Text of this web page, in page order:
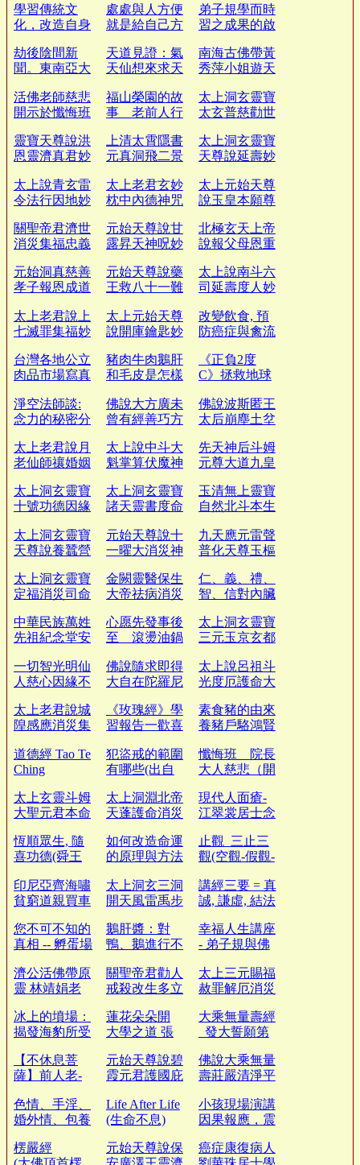
學習傳統文
化，改造自身
處處與人方便
就是給自己方
弟子規學而時
習之成果的啟
劫後陰間新
聞。東南亞大
天道見證：氣
天仙想來求天
南海古佛帶黃
秀萍小姐遊天
活佛老師慈悲
開示於懺悔班
福山榮園的故
事 老前人行
太上洞玄靈寶
太玄普慈勸世
靈寶天尊說洪
恩靈濟真君妙
上清太霄隱書
元真洞飛二景
太上洞玄靈寶
天尊說延壽妙
太上說青玄雷
令法行因地妙
太上老君玄妙
枕中內德神咒
太上元始天尊
說玉皇本願尊
關聖帝君濟世
消災集福忠義
元始天尊說甘
露昇天神呪妙
北極玄天上帝
說報父母恩重
元始洞真慈善
孝子報恩成道
元始天尊說藥
王救八十一難
太上說南斗六
司延壽度人妙
太上老君說上
七滅罪集福妙
太上元始天尊
說開庫鑰匙妙
改變飲食, 預
防癌症與禽流
台灣各地公立
肉品市場寫真
豬肉牛肉鵝肝
和毛皮是怎樣
《正負2度
C》拯救地球
淨空法師談:
念力的秘密分
佛說大方廣未
曾有經善巧方
佛說波斯匿王
太后崩塵土坌
太上老君說月
老仙師禳婚姻
太上說中斗大
魁掌算伏魔神
先天神后斗姆
元尊大道九皇
太上洞玄靈寶
十號功德因緣
太上洞玄靈寶
諸天靈書度命
玉清無上靈寶
自然北斗本生
太上洞玄靈寶
天尊說養蠶營
元始天尊說十
一曜大消災神
九天應元雷聲
普化天尊玉樞
太上洞玄靈寶
定福消災司命
金闕靈醫保生
大帝祛病消災
仁、義、禮、
智、信對內臟
中華民族萬姓
先祖紀念堂安
心愿先發事後
至 滾燙油鍋
太上洞玄靈寶
三元玉京玄都
一切智光明仙
人慈心因緣不
佛說隨求即得
大自在陀羅尼
太上說呂祖斗
光度厄護命大
太上老君說城
隍感應消災集
《玫瑰經》學
習報告一歡喜
素食豬的由來
養豬戶駱鴻賢
道德經 Tao Te
Ching
犯盜戒的範圍
有哪些(出自
懺悔班 院長
大人慈悲（開
太上玄靈斗姆
大聖元君本命
太上洞淵北帝
天蓬護命消災
現代人面瘡-
江翠裳居士念
恆順眾生, 隨
喜功德(舜王
如何改造命運
的原理與方法
止觀_三止三
觀(空觀-假觀-
印尼亞齊海嘯
貧窮道親買車
太上洞玄三洞
開天風雷禹步
講經三要 = 真
誠, 謙虛, 結法
您不可不知的
真相 -- 孵蛋場
鵝肝醬：對
鴨、鵝進行不
食
幸福人生講座
- 弟子規與佛
濟公活佛帶原
靈 林靖娟老
關聖帝君勸人
戒殺改生多立
太上三元賜福
赦罪解厄消災
冰上的墳場：
揭發海豹所受
蓮花朵朵開
大學之道 張
悲
大乘無量壽經
_發大誓願第
【不休息菩
薩】前人老-
心話
元始天尊說碧
霞元君護國庇
經
佛說大乘無量
壽莊嚴清淨平
士讀誦
色情、手淫、
婚外情、包養
巨大危害
Life After Life
(生命不息)
小孩現場演講
因果報應，震
數萬人！
楞嚴經
元始天尊說保
癌症康復病人